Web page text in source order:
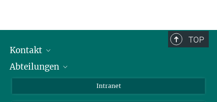
TOP
Kontakt
Mitarbeiterverzeichnis
Abteilungen
Intranet